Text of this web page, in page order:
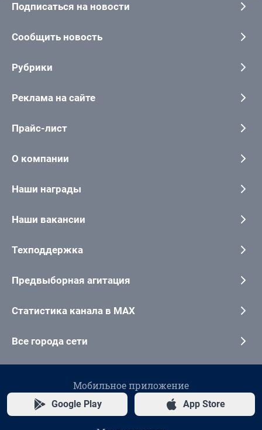
Подписаться на новости
Сообщить новость
Рубрики
Реклама на сайте
Прайс-лист
О компании
Наши награды
Наши вакансии
Техподдержка
Предвыборная агитация
Статистика канала в MAX
Все города сети
Мобильное приложение
Google Play App Store